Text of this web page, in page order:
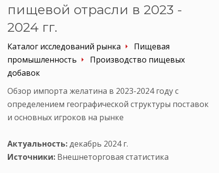
пищевой отрасли в 2023 -
2024 гг.
Каталог исследований рынка
Пищевая
промышленность
Производство пищевых
добавок
Обзор импорта желатина в 2023-2024 году с
определением географической структуры поставок
и основных игроков на рынке
Актуальность:декабрь 2024 г.
Источники: Внешнеторговая статистика